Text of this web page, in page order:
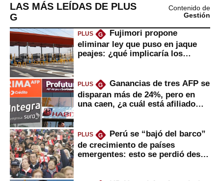
LAS MÁS LEÍDAS DE PLUS
G
Contenido de
Gestión
PLUS G
Fujimori propone
eliminar ley que puso en jaque
peajes: ¿qué implicaría los
PLUS G
Ganancias de tres AFP se
disparan más de 24%, pero en
una caen, ¿a cuál está afiliado
PLUS G
Perú se “bajó del barco”
de crecimiento de países
emergentes: esto se perdió desde